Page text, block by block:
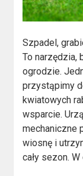
Szpadel,
To narzędzia,
ogrodzie.
przystąpimy
kwiatowych
wsparcie.
mechaniczne
wiosnę i
cały sezon.